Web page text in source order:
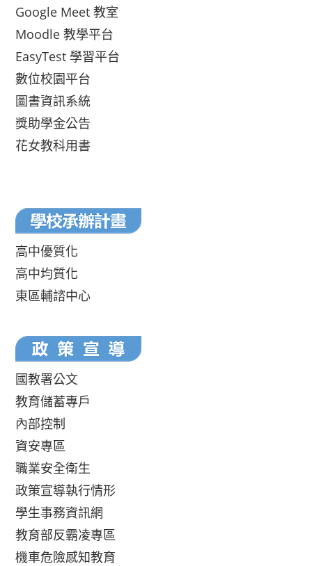
Google Meet 教室
Moodle 教學平台
EasyTest 學習平台
數位校園平台
圖書資訊系統
獎助學金公告
花女教科用書
高中優質化
高中均質化
東區輔諮中心
國教署公文
教育儲蓄專戶
內部控制
資安專區
職業安全衛生
政策宣導執行情形
學生事務資訊網
教育部反霸凌專區
機車危險感知教育